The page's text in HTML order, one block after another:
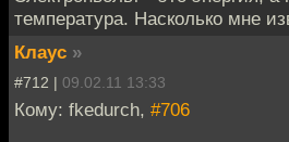
температура. Насколько мне
Клаус »
#712 | 09.02.11 13:33
Кому: fkedurch, #706